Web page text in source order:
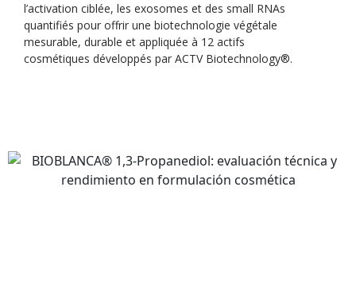
l’activation ciblée, les exosomes et des small RNAs
quantifiés pour offrir une biotechnologie végétale
mesurable, durable et appliquée à 12 actifs
cosmétiques développés par ACTV Biotechnology®.